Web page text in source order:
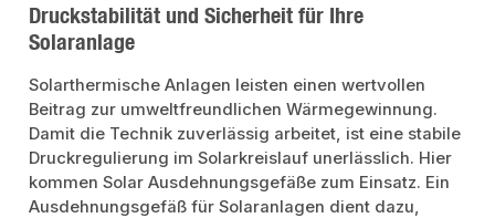
Druckstabilität und Sicherheit für Ihre
Solaranlage
Solarthermische Anlagen leisten einen wertvollen
Beitrag zur umweltfreundlichen Wärmegewinnung.
Damit die Technik zuverlässig arbeitet, ist eine stabile
Druckregulierung im Solarkreislauf unerlässlich. Hier
kommen Solar Ausdehnungsgefäße zum Einsatz. Ein
Ausdehnungsgefäß für Solaranlagen dient dazu,